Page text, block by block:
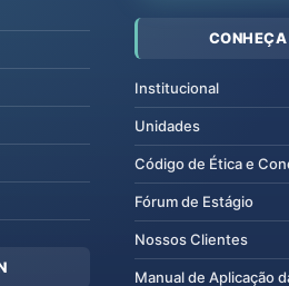
CONHEÇA
Institucional
Unidades
Código de Ética e
Fórum de Estágio
Nossos Clientes
Manual de Aplicação